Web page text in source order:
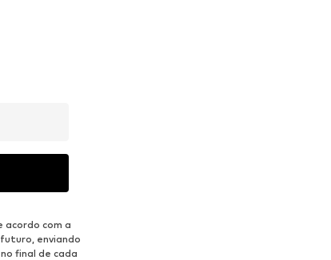
acordo com a
enviando
final de cada